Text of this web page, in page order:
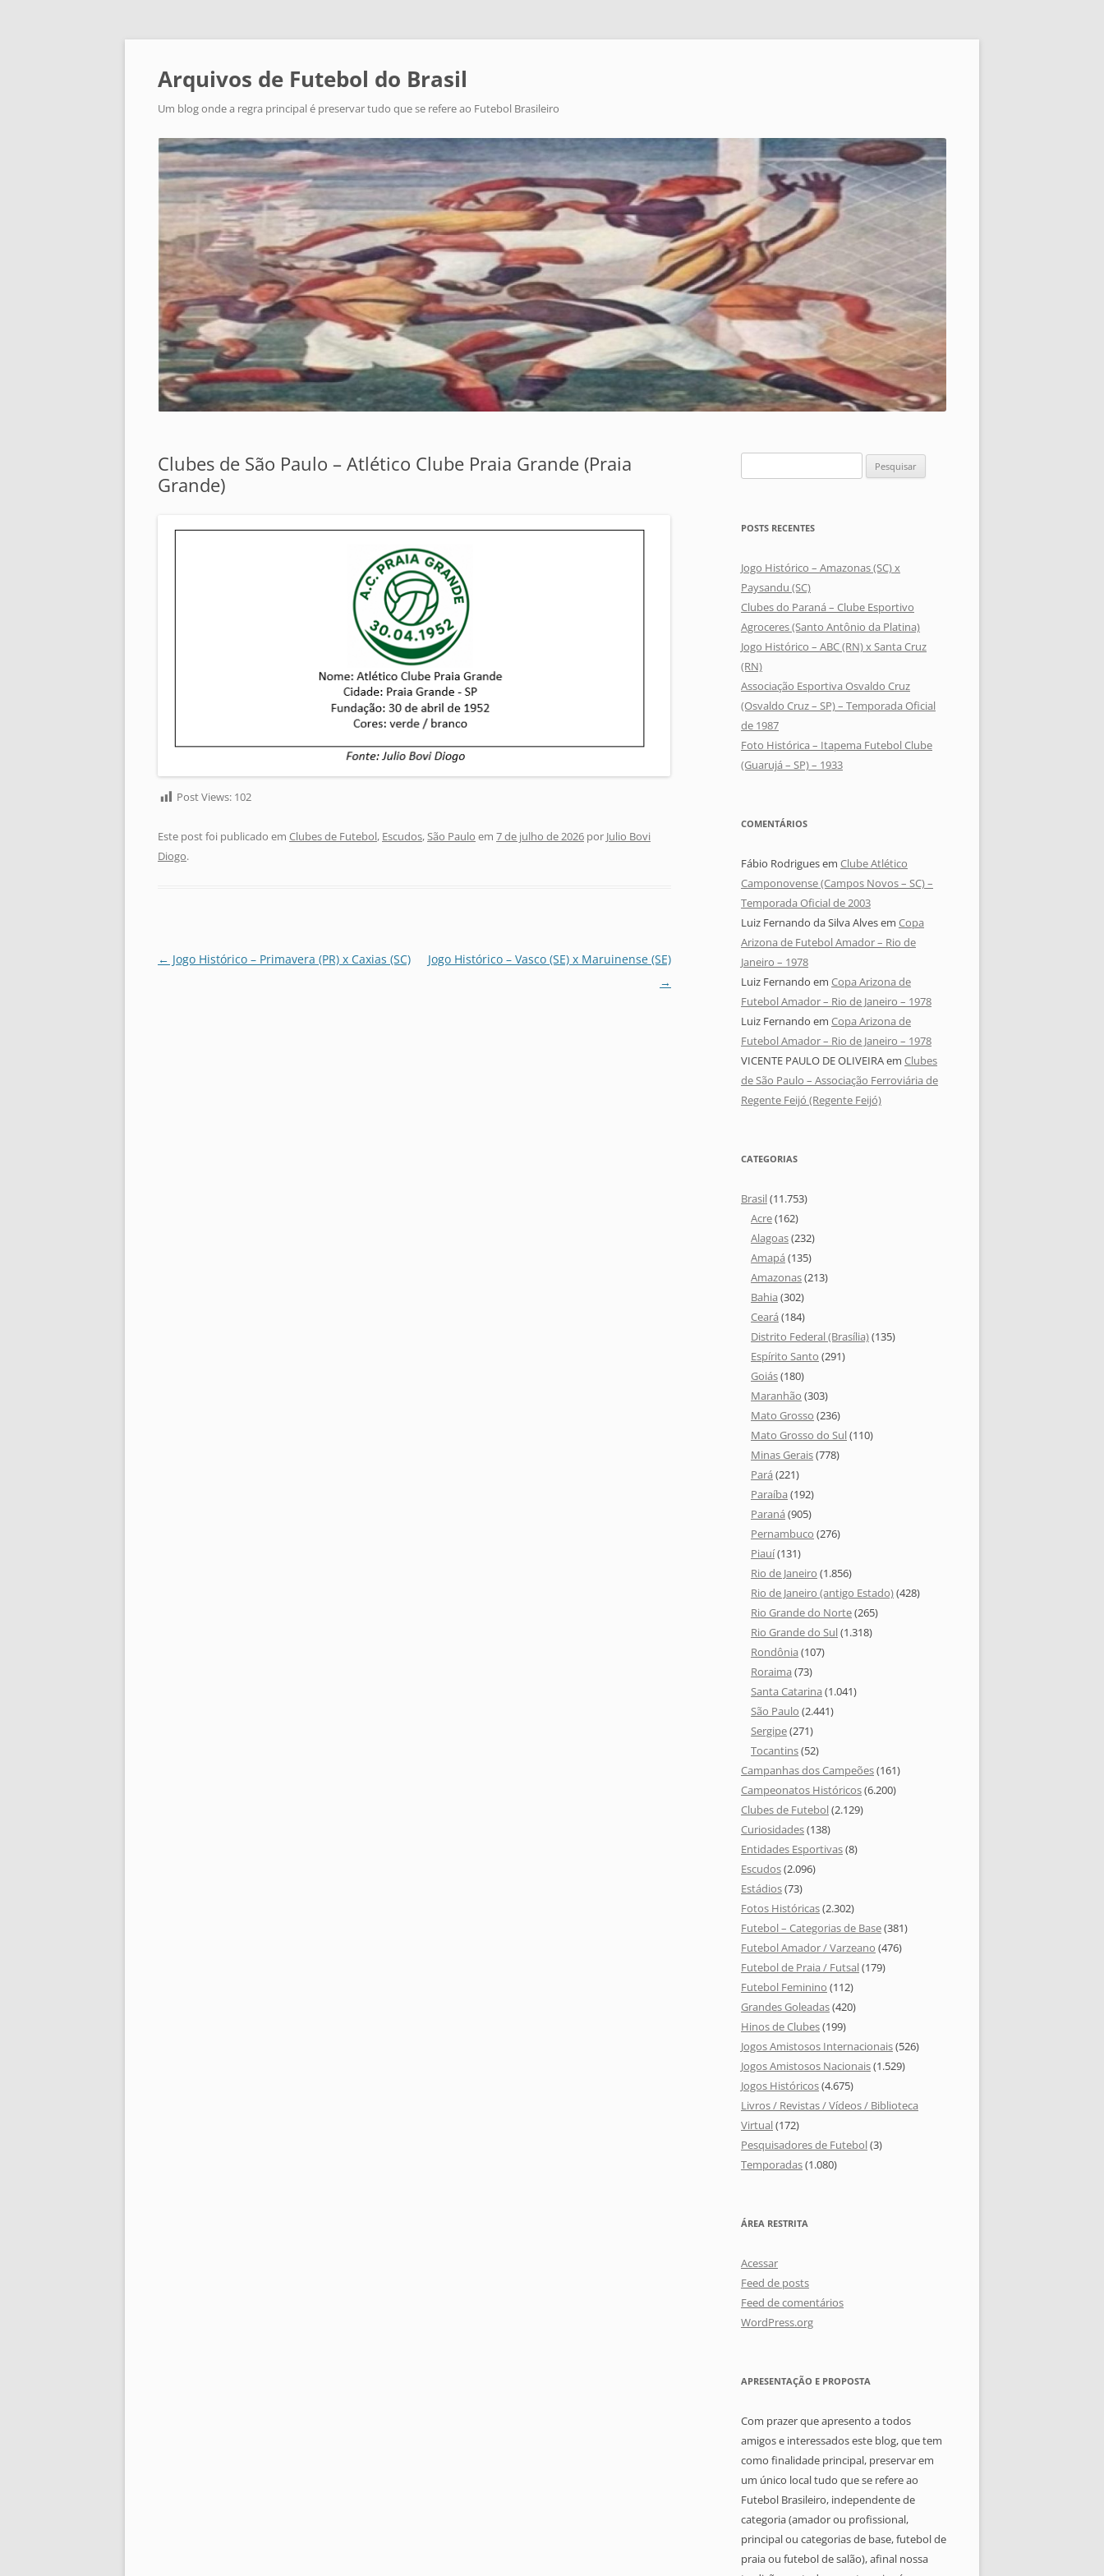
Arquivos de Futebol do Brasil
Um blog onde a regra principal é preservar tudo que se refere ao Futebol Brasileiro
Clubes de São Paulo – Atlético Clube Praia Grande (Praia
Grande)
Post Views: 102
Este post foi publicado em Clubes de Futebol, Escudos,São Paulo em 7 de julho de 2026 por Julio Bovi
Diogo.
Navegação
← Jogo Histórico – Primavera (PR) x Caxias (SC)
Jogo Histórico – Vasco (SE) x Maruinense (SE)
→
por:
POSTS RECENTES
Jogo Histórico – Amazonas (SC) x
Paysandu (SC)
Clubes do Paraná – Clube Esportivo
Agroceres (Santo Antônio da Platina)
Jogo Histórico – ABC (RN) x Santa Cruz
(RN)
Associação Esportiva Osvaldo Cruz
(Osvaldo Cruz – SP) – Temporada Oficial
de 1987
Foto Histórica – Itapema Futebol Clube
(Guarujá – SP) – 1933
COMENTÁRIOS
Fábio Rodriguesem Clube Atlético
Camponovense (Campos Novos – SC) –
Temporada Oficial de 2003
Luiz Fernando da Silva Alvesem Copa
Arizona de Futebol Amador – Rio de
Janeiro – 1978
Luiz Fernando em Copa Arizona de
Futebol Amador – Rio de Janeiro – 1978
Luiz Fernando em Copa Arizona de
Futebol Amador – Rio de Janeiro – 1978
VICENTE PAULO DE OLIVEIRAem Clubes
de São Paulo – Associação Ferroviária de
Regente Feijó (Regente Feijó)
CATEGORIAS
Brasil(11.753)
Acre(162)
Alagoas(232)
Amapá (135)
Amazonas(213)
Bahia (302)
Ceará (184)
Distrito Federal (Brasília)(135)
Espírito Santo (291)
Goiás(180)
Maranhão (303)
Mato Grosso (236)
Mato Grosso do Sul(110)
Minas Gerais(778)
Pará (221)
Paraíba (192)
Paraná (905)
Pernambuco (276)
Piauí(131)
Rio de Janeiro (1.856)
Rio de Janeiro (antigo Estado)(428)
Rio Grande do Norte(265)
Rio Grande do Sul(1.318)
Rondônia (107)
Roraima (73)
Santa Catarina (1.041)
São Paulo (2.441)
Sergipe(271)
Tocantins(52)
Campanhas dos Campeões(161)
Campeonatos Históricos(6.200)
Clubes de Futebol(2.129)
Curiosidades(138)
Entidades Esportivas(8)
Escudos(2.096)
Estádios(73)
Fotos Históricas(2.302)
Futebol – Categorias de Base(381)
Futebol Amador / Varzeano (476)
Futebol de Praia / Futsal(179)
Futebol Feminino (112)
Grandes Goleadas(420)
Hinos de Clubes(199)
Jogos Amistosos Internacionais(526)
Jogos Amistosos Nacionais(1.529)
Jogos Históricos(4.675)
Livros / Revistas / Vídeos / Biblioteca
Virtual(172)
Pesquisadores de Futebol(3)
Temporadas(1.080)
ÁREA RESTRITA
Acessar
Feed de posts
Feed de comentários
WordPress.org
APRESENTAÇÃO E PROPOSTA
Com prazer que apresento a todos
amigos e interessados este blog, que tem
como finalidade principal, preservar em
um único local tudo que se refere ao
Futebol Brasileiro, independente de
categoria (amador ou profissional,
principal ou categorias de base, futebol de
praia ou futebol de salão), afinal nossa